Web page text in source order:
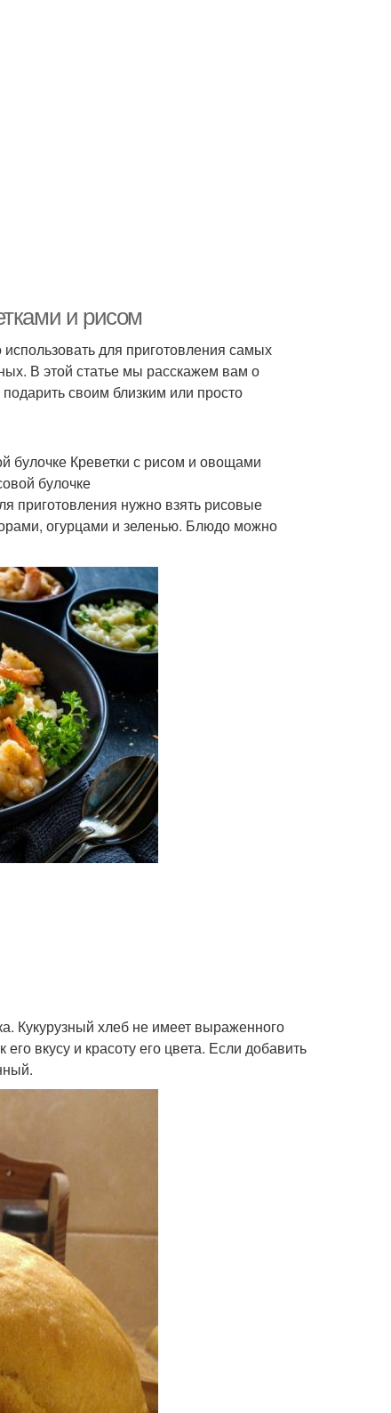
и рисом
для приготовления самых
В этой статье мы расскажем вам о
своим близким или просто
булочке Креветки с рисом и овощами
булочке
приготовления нужно взять рисовые
огурцами и зеленью. Блюдо можно
Кукурузный хлеб не имеет выраженного
вкусу и красоту его цвета. Если добавить